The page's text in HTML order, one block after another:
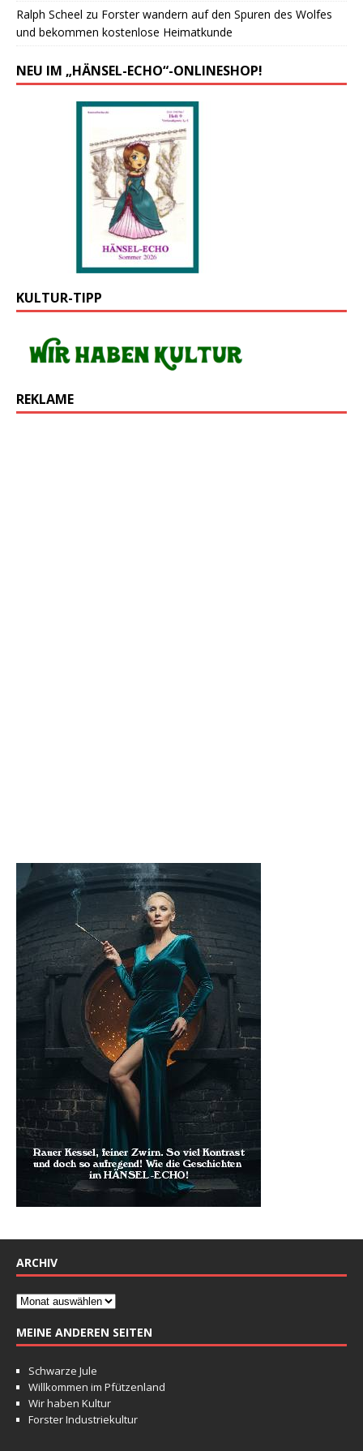
Ralph Scheel zu Forster wandern auf den Spuren des Wolfes
und bekommen kostenlose Heimatkunde
NEU IM „HÄNSEL-ECHO“-ONLINESHOP!
KULTUR-TIPP
REKLAME
ARCHIV
MEINE ANDEREN SEITEN
Schwarze Jule
Willkommen im Pfützenland
Wir haben Kultur
Forster Industriekultur